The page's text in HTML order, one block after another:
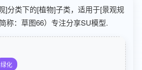
]分类下的[植物]子类，适用于[景观规
称：草图66）专注分享SU模型.
绿化